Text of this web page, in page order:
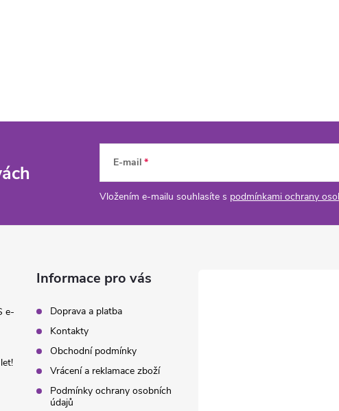
E-mail
Vložením e-mailu souhlasíte s podmínkami ochrany
e-
Informace pro vás
Doprava a platba
Kontakty
Obchodní podmínky
Vrácení a reklamace zboží
Podmínky ochrany osobních
údajů